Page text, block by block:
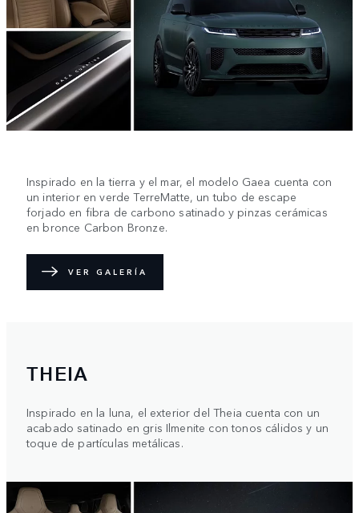
Inspirado en la tierra y el mar, el modelo Gaea cuenta con
un interior en verde TerreMatte, un tubo de escape
forjado en fibra de carbono satinado y pinzas cerámicas
en bronce Carbon Bronze.
VER GALERÍA
THEIA
Inspirado en la luna, el exterior del Theia cuenta con un
acabado satinado en gris Ilmenite con tonos cálidos y un
toque de partículas metálicas.